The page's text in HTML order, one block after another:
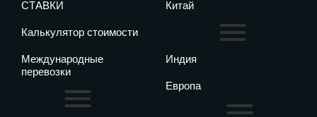
СТАВКИ
Калькулятор стоимости
Международные
перевозки
Китай
Индия
Европа